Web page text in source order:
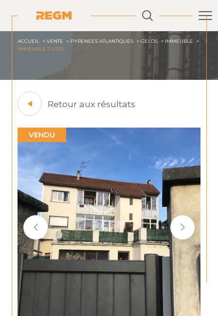
ACCUEIL VENTE PYRENEES ATLANTIQUES GELOS
IMMEUBLE
IMMEUBLE 7 LOTS
Retour aux résultats
VENDU